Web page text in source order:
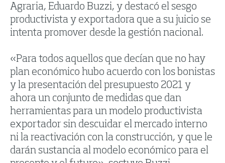
Agraria, Eduardo Buzzi, y destacó el sesgo
productivista y exportadora que a su juicio se
intenta promover desde la gestión nacional.
«Para todos aquellos que decían que no hay
plan económico hubo acuerdo con los bonistas
y la presentación del presupuesto 2021 y
ahora un conjunto de medidas que dan
herramientas para un modelo productivista
exportador sin descuidar el mercado interno
ni la reactivación con la construcción, y que le
darán sustancia al modelo económico para el
LinkedIn